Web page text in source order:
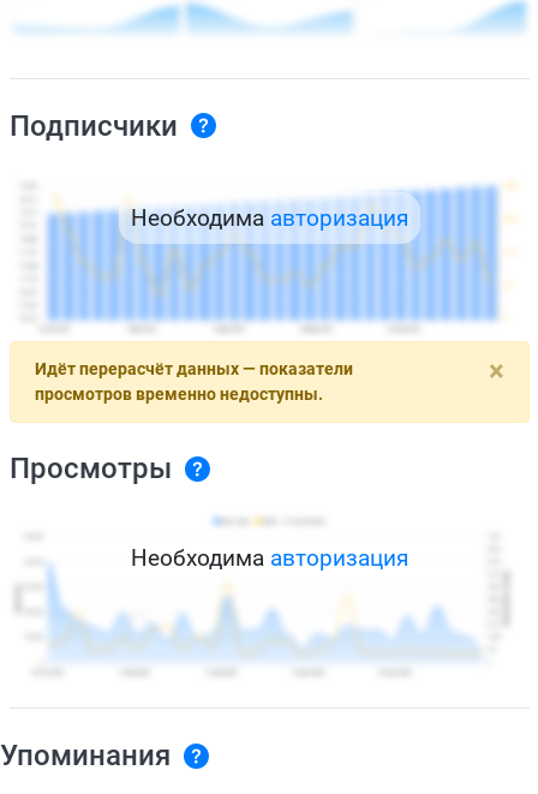
Подписчики
Необходима авторизация
×
Идёт перерасчёт данных — показатели
просмотров временно недоступны.
Просмотры
Необходима авторизация
Упоминания